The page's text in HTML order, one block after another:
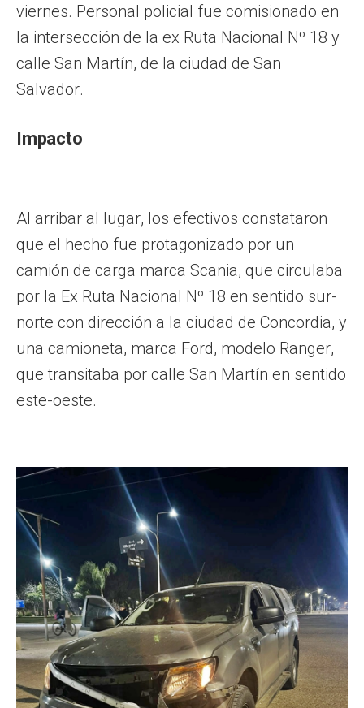
viernes. Personal policial fue comisionado en
la intersección de la ex Ruta Nacional Nº 18 y
calle San Martín, de la ciudad de San
Salvador.
Impacto
Al arribar al lugar, los efectivos constataron
que el hecho fue protagonizado por un
camión de carga marca Scania, que circulaba
por la Ex Ruta Nacional Nº 18 en sentido sur-
norte con dirección a la ciudad de Concordia, y
una camioneta, marca Ford, modelo Ranger,
que transitaba por calle San Martín en sentido
este-oeste.